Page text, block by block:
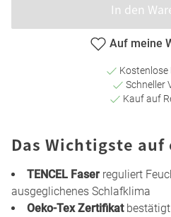
In den
Auf meine
Kostenlose
Schneller
Kauf auf
Das Wichtigste
TENCEL Faser reguliert
ausgeglichenes Schlafklima
Oeko-Tex Zertifikatbestätigt